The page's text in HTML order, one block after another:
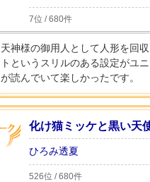
7位 / 680件
天神様の御用人として人形を回
トというスリルのある設定がユ
が読んでいて楽しかったです。
化け猫ミッケと黒い天
ひろみ透夏
526位 / 680件